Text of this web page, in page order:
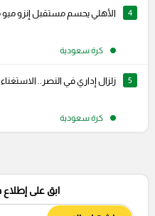
4 الأهلي يحسم مستقبل إنزو ميو
كرة سعودية
5 زلزال إداري في النصر..
كرة سعودية
ابق على إطلاع